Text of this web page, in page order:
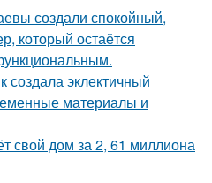
создали спокойный,
который остаётся
создала эклектичный
материалы и
свой дом за 2, 61 миллиона